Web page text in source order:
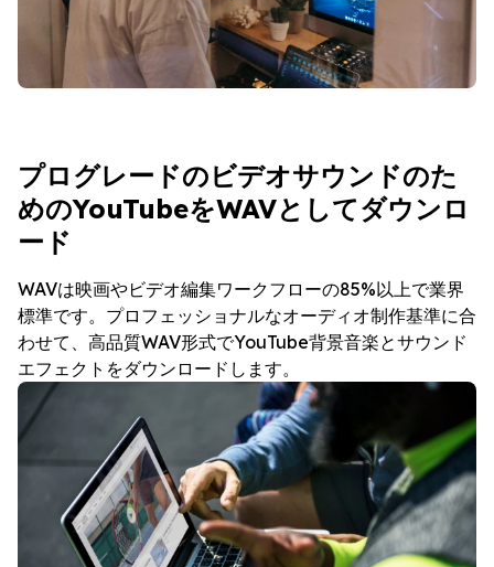
プログレードのビデオサウンドのた
めのYouTubeをWAVとしてダウンロ
ード
WAVは映画やビデオ編集ワークフローの85%以上で業界
標準です。プロフェッショナルなオーディオ制作基準に合
わせて、高品質WAV形式でYouTube背景音楽とサウンド
エフェクトをダウンロードします。